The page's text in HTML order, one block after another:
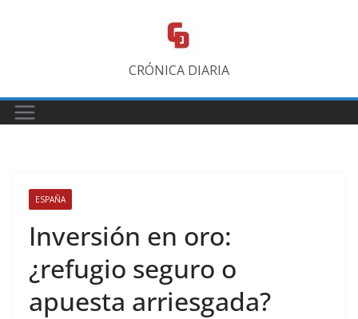
CRÓNICA DIARIA
ESPAÑA
Inversión en oro:
¿refugio seguro o
apuesta arriesgada?